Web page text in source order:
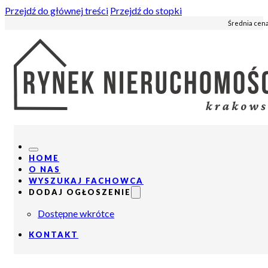
Przejdź do głównej treści Przejdź do stopki
Średnia
HOME
O NAS
WYSZUKAJ FACHOWCA
DODAJ OGŁOSZENIE
Dostępne wkrótce
KONTAKT